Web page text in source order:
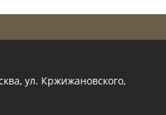
ул. Кржижановского,